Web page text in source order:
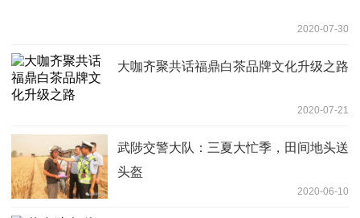
2020-07-30
大咖齐聚共话福鼎白茶品牌文化升级之路
2020-07-21
武陟交警大队：三夏大忙季，田间地头送
头盔
2020-06-10